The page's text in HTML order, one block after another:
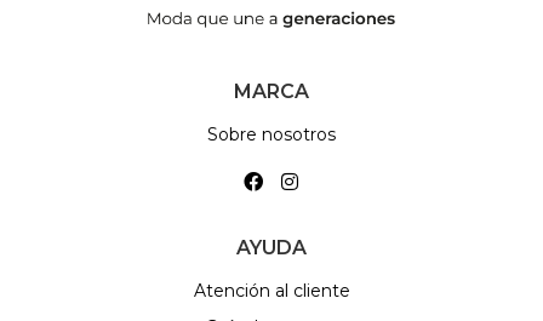
MARCA
Sobre nosotros
AYUDA
Atención al cliente